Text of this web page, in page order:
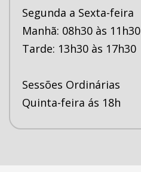
Segunda a Sexta-feira
Manhã: 08h30 às 11h30
Tarde: 13h30 às 17h30
Sessões Ordinárias
Quinta-feira ás 18h